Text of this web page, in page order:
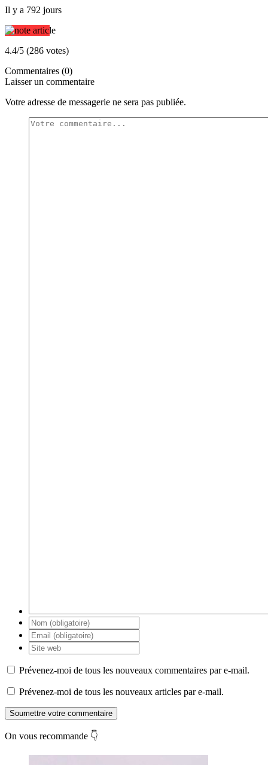
Il y a 792 jours
4.4/5 (286 votes)
Commentaires (0)
Laisser un commentaire
Votre adresse de messagerie ne sera pas publiée.
Prévenez-moi de tous les nouveaux commentaires par e-mail.
Prévenez-moi de tous les nouveaux articles par e-mail.
Soumettre votre commentaire
On vous recommande 👇